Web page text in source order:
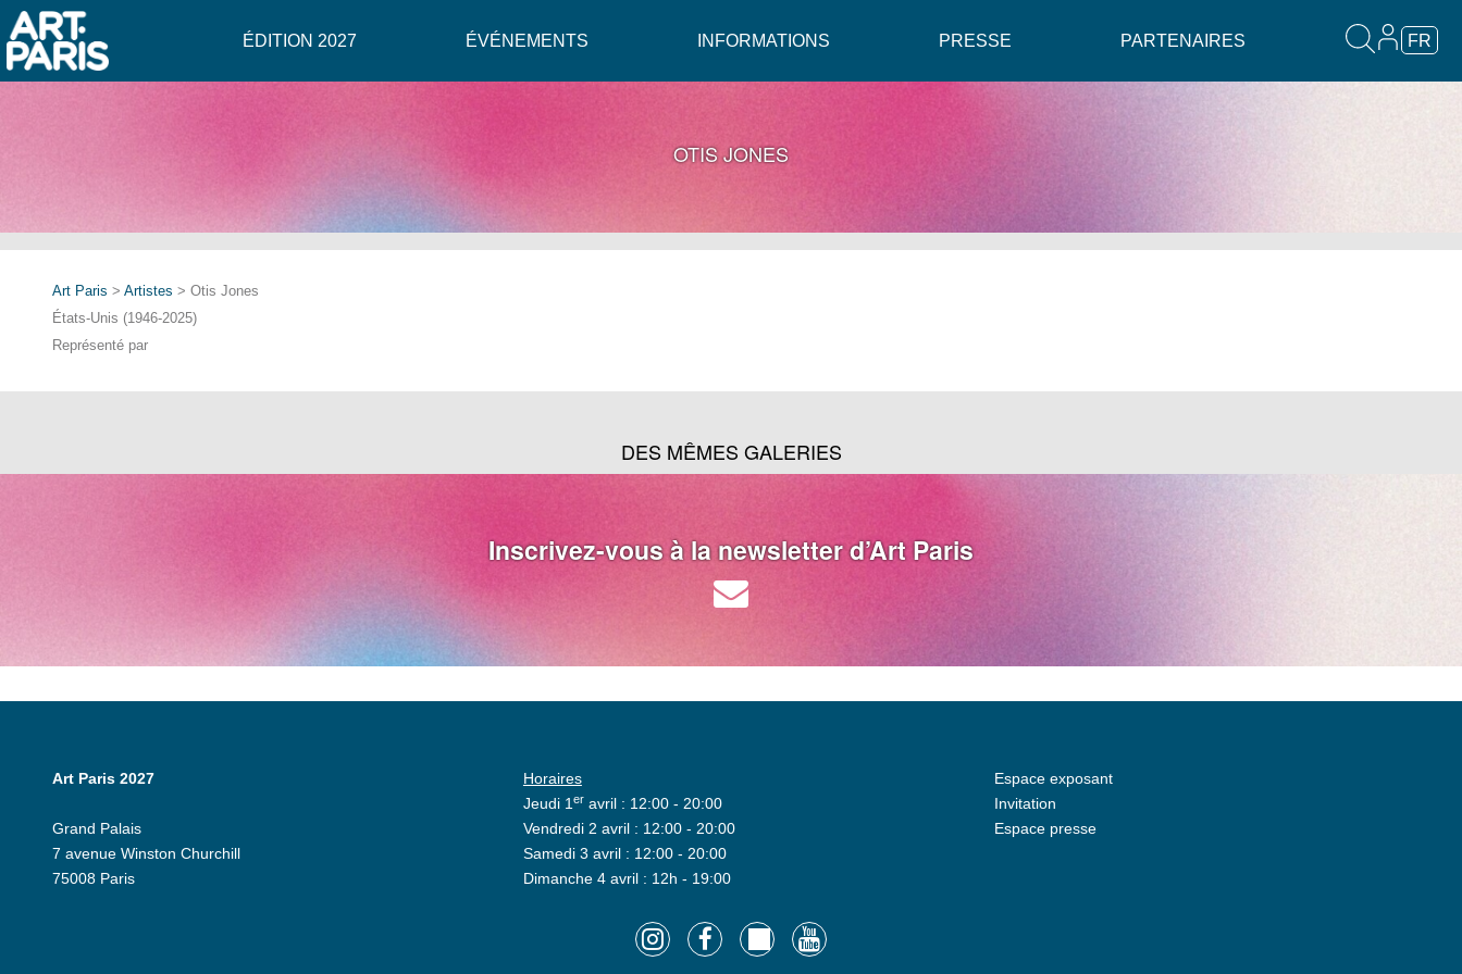
ÉDITION 2027 ÉVÉNEMENTS INFORMATIONS PRESSE PARTENAIRES FR
OTIS JONES
Art Paris > Artistes > Otis Jones
États-Unis (1946-2025)
Représenté par
DES MÊMES GALERIES
Inscrivez-vous à la newsletter d’Art Paris
Art Paris 2027
Grand Palais
7 avenue Winston Churchill
75008 Paris
Horaires
Jeudi 1eravril : 12:00 - 20:00
Vendredi 2 avril : 12:00 - 20:00
Samedi 3 avril : 12:00 - 20:00
Dimanche 4 avril : 12h - 19:00
Espace exposant
Invitation
Espace presse